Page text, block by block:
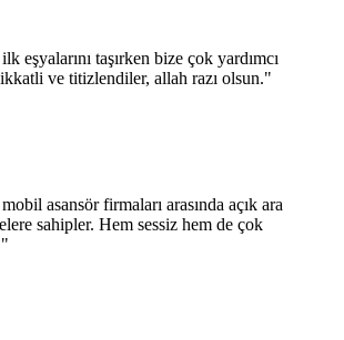
eşyalarını taşırken bize çok yardımcı
ve titizlendiler, allah razı olsun."
asansör firmaları arasında açık ara
sahipler. Hem sessiz hem de çok
"